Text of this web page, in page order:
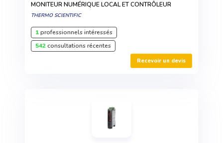
MONITEUR NUMÉRIQUE LOCAL ET CONTRÔLEUR
THERMO SCIENTIFIC
1professionnels intéressés
542consultations récentes
Recevoir un devis